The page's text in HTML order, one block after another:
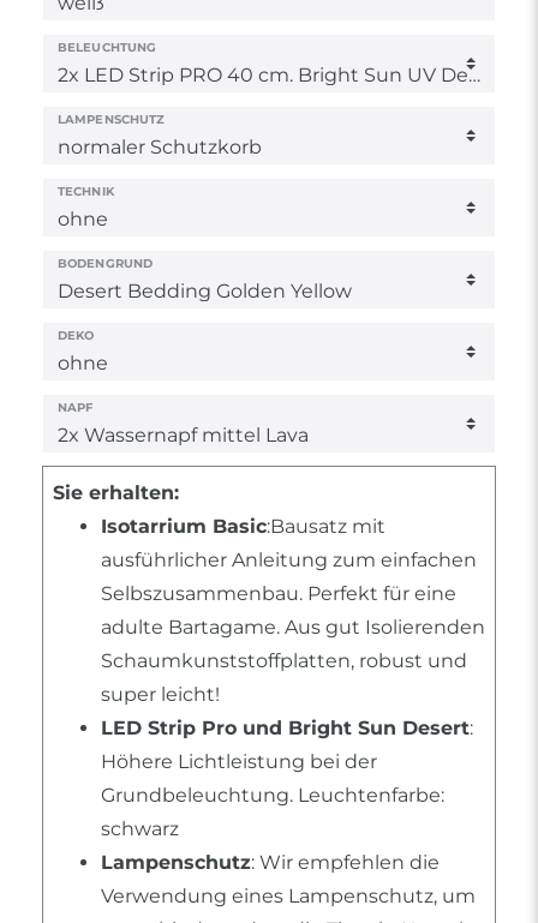
BELEUCHTUNG
LAMPENSCHUTZ
TECHNIK
BODENGRUND
DEKO
NAPF
Sie erhalten:
Isotarrium Basic:Bausatz mit
ausführlicher Anleitung zum einfachen
Selbszusammenbau. Perfekt für eine
adulte Bartagame. Aus gut Isolierenden
Schaumkunststoffplatten, robust und
super leicht!
LED Strip Pro und Bright Sun Desert:
Höhere Lichtleistung bei der
Grundbeleuchtung. Leuchtenfarbe:
schwarz
Lampenschutz: Wir empfehlen die
Verwendung eines Lampenschutz, um